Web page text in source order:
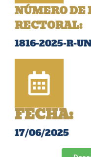
NÚMERO DE
RECTORAL:
1816-2025-R-
FECHA:
17/06/2025